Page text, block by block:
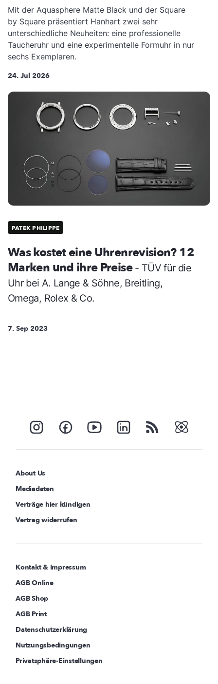
Mit der Aquasphere Matte Black und der Square
by Square präsentiert Hanhart zwei sehr
unterschiedliche Neuheiten: eine professionelle
Taucheruhr und eine experimentelle Formuhr in nur
sechs Exemplaren.
24. Jul 2026
PATEK PHILIPPE
Was kostet eine Uhrenrevision? 12
Marken und ihre Preise - TÜV für die
Uhr bei A. Lange & Söhne, Breitling,
Omega, Rolex & Co.
7. Sep 2023
About Us
Mediadaten
Verträge hier kündigen
Vertrag widerrufen
Kontakt & Impressum
AGB Online
AGB Shop
AGB Print
Datenschutzerklärung
Nutzungsbedingungen
Privatsphäre-Einstellungen